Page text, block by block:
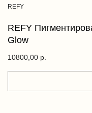
REFY
Glow
REFY
10800,00 р.